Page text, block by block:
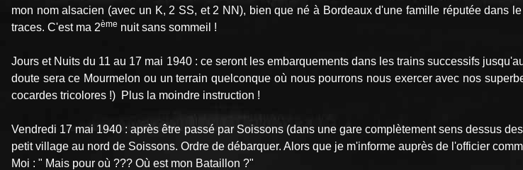
mon nom alsacien (avec un K, 2 SS, et 2 NN), bien que né à Bordeaux d'une famille réputée dans
traces. C'est ma 2ème nuit sans sommeil !
Jours et Nuits du 11 au 17 mai 1940 : ce seront les embarquements dans les trains successifs
doute sera ce Mourmelon ou un terrain quelconque où nous pourrons nous exercer avec nos
cocardes tricolores !) Plus la moindre instruction !
Vendredi 17 mai 1940 : après être passé par Soissons (dans une gare complètement sens dessus
petit village au nord de Soissons. Ordre de débarquer. Alors que je m'informe auprès de l'officier
Moi : " Mais pour où ??? Où est mon Bataillon ?"